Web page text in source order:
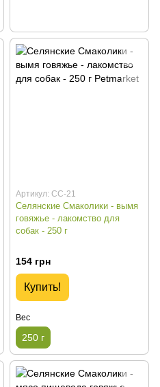
Артикул: СС-21
Селянские Смаколики - вымя
говяжье - лакомство для
собак - 250 г
154 грн
Купить!
Вес
250 г